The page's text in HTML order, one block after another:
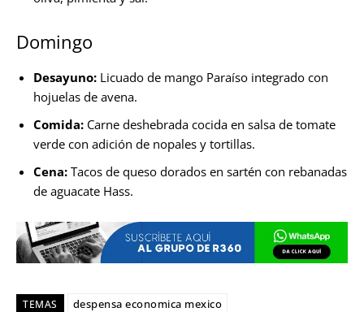
Domingo
Desayuno: Licuado de mango Paraíso integrado con
hojuelas de avena.
Comida: Carne deshebrada cocida en salsa de tomate
verde con adición de nopales y tortillas.
Cena: Tacos de queso dorados en sartén con rebanadas
de aguacate Hass.
TEMAS
despensa economica mexico